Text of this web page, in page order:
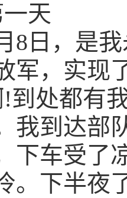
天
日，是我
军，实现
处都有
我到达部
下车受了
。下半夜